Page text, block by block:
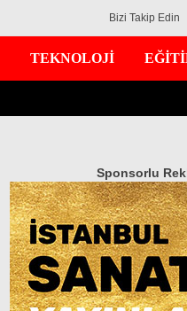
Bizi Takip Edin
TEKNOLOJİ
Sponsorlu